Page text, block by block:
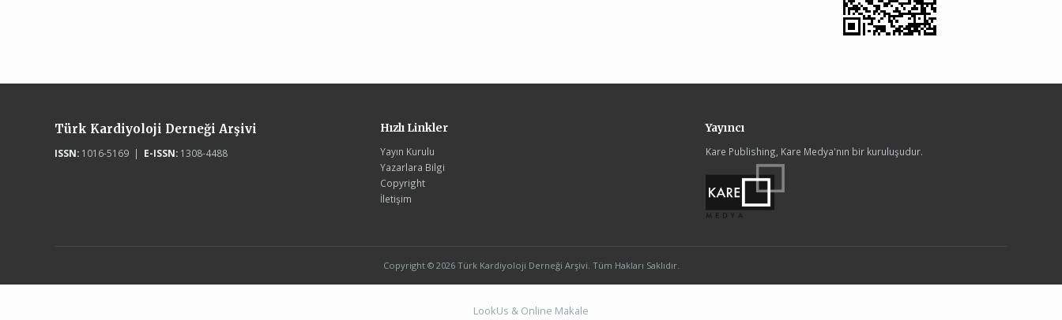
Türk Kardiyoloji Derneği Arşivi
ISSN:1016-5169 | E-ISSN:1308-4488
Hızlı Linkler
Yayın Kurulu
Yazarlara Bilgi
Copyright
İletişim
Yayıncı
Kare Publishing, Kare Medya'nın bir kuruluşudur.
Copyright © 2026 Türk Kardiyoloji Derneği Arşivi. Tüm Hakları Saklıdır.
LookUs & Online Makale